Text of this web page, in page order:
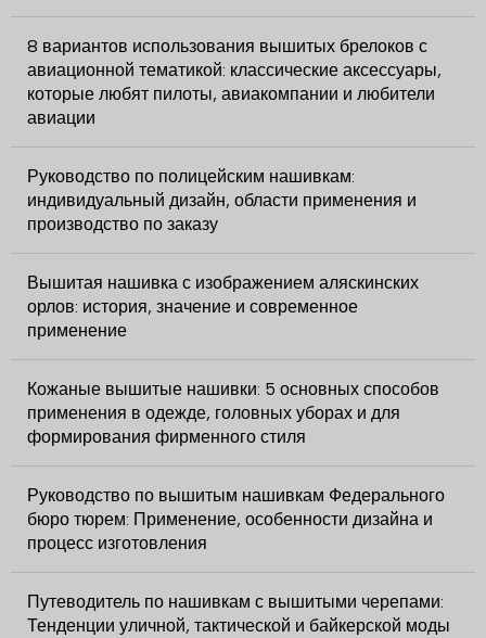
8 вариантов использования вышитых брелоков с
авиационной тематикой: классические аксессуары,
которые любят пилоты, авиакомпании и любители
авиации
Руководство по полицейским нашивкам:
индивидуальный дизайн, области применения и
производство по заказу
Вышитая нашивка с изображением аляскинских
орлов: история, значение и современное
применение
Кожаные вышитые нашивки: 5 основных способов
применения в одежде, головных уборах и для
формирования фирменного стиля
Руководство по вышитым нашивкам Федерального
бюро тюрем: Применение, особенности дизайна и
процесс изготовления
Путеводитель по нашивкам с вышитыми черепами:
Тенденции уличной, тактической и байкерской моды